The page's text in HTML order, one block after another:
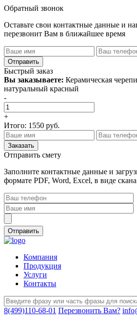
Обратный звонок
Оставьте свои контактные данные и
перезвонит Вам в ближайшее время
Быстрый заказ
Вы заказываете: Керамическая
натуральный красный
-
+
Итого: 1550 руб.
Отправить смету
Заполните контактные данные и
формате PDF, Word, Excel, в виде
Компания
Продукция
Услуги
Контакты
8(499)110-68-01 Перезвонить Вам?